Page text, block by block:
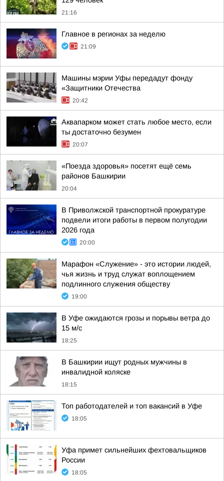
21:16
Главное в регионах за неделю
21:09
Машины мэрии Уфы передадут фонду
«Защитники Отечества
20:42
Аквапарком может стать любое место, если
ты достаточно безумен
20:07
«Поезда здоровья» посетят ещё семь
районов Башкирии
20:04
В Приволжской транспортной прокуратуре
подвели итоги работы в первом полугодии
2026 года
20:00
Марафон «Служение» - это истории людей,
чья жизнь и труд служат воплощением
подлинного служения обществу
19:00
В Уфе ожидаются грозы и порывы ветра до
15 м/с
18:25
В Башкирии ищут родных мужчины в
инвалидной коляске
18:15
Топ работодателей и топ вакансий в Уфе
18:05
Уфа примет сильнейших фехтовальщиков
России
18:05